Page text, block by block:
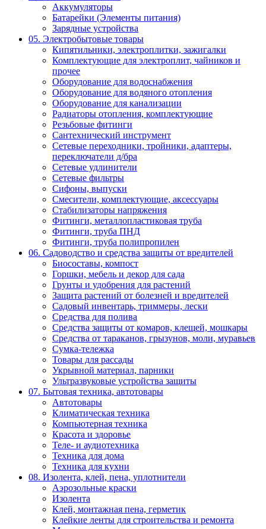
Аккумуляторы
Батарейки (Элементы питания)
Зарядные устройства
05. Электробытовые товары
Кипятильники, электроплитки, зажигалки
Комплектующие для электроплит, чайников и
прочее
Оборудование для водоснабжения
Оборудование для водяного отопления
Оборудование для канализации
Радиаторы отопления, комплектующие
Резьбовые фитинги
Сантехнический инструмент
Сетевые переходники, тройники, адаптеры,
переключатели д/бра
Сетевые удлинители
Сетевые фильтры
Сифоны, выпуски
Смесители, комплектующие, аксессуары
Стабилизаторы напряжения
Фитинги, металлопластиковая труба
Фитинги, труба ПНД
Фитинги, труба полипропилен
06. Садоводство и средства защиты от вредителей
Биосоставы, компост
Горшки, мебель и декор для сада
Грунты и удобрения для растений
Защита растений от болезней и вредителей
Садовый инвентарь, триммеры, лески
Средства для полива
Средства защиты от комаров, клещей, мошкары
Средства от тараканов, грызунов, моли, муравьев
Сумка-тележка
Товары для рассады
Укрывной материал, парники
Ультразвуковые устройства защиты
07. Бытовая техника, автотовары
Автотовары
Климатическая техника
Компьютерная техника
Красота и здоровье
Теле- и аудиотехника
Техника для дома
Техника для кухни
08. Изолента, клей, пена, уплотнители
Аэрозольные краски
Изолента
Клей, монтажная пена, герметик
Клейкие ленты для строительства и ремонта